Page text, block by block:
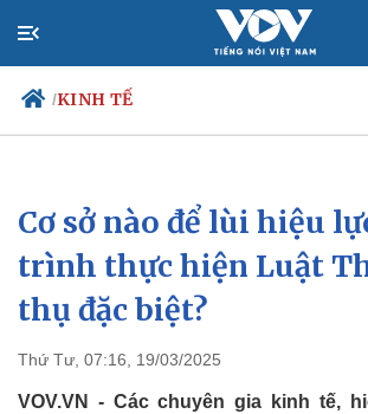
/KINH TẾ
Chính trị
Đảng
Tổ chức nhân sự
Quốc hội
Nhận diện sự thật
Xã hội
Tin 24h
Dự báo
Cơ sở nào để lùi hiệu
trình thực hiện Luật
thụ đặc biệt?
Thứ Tư, 07:16, 19/03/2025
VOV.VN - Các chuyên gia kinh tế,